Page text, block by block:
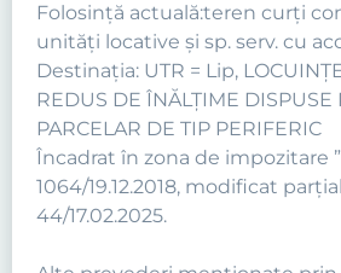
Folosință actuală:teren curți
unități locative și sp. serv. cu
Destinația: UTR = Lip,
REDUS DE ÎNĂLŢIME DISPUSE
PARCELAR DE TIP PERIFERIC
Încadrat în zona de impozitare
1064/19.12.2018, modificat
44/17.02.2025.